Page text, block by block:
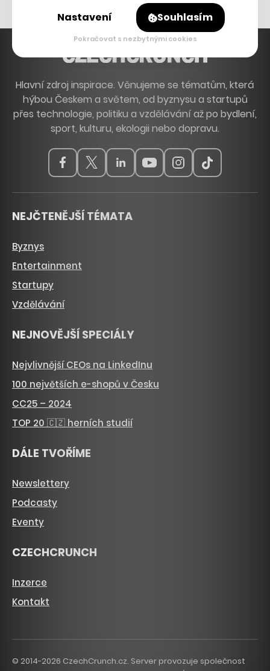
Hlavní zdroj inspirace. Věnujeme se tématům, která
hýbou Českem a světem, od byznysu a startupů
přes technologie, politiku a vzdělávání až po bydlení,
sport, kulturu, ekologii nebo dopravu.
NEJČTENĚJŠÍ TÉMATA
Byznys
Entertainment
Startupy
Vzdělávání
NEJNOVĚJŠÍ SPECIÁLY
Nejvlivnější CEOs na LinkedInu
100 největších e-shopů v Česku
CC25 – 2024
TOP 20 🇨🇿 herních studií
DÁLE TVOŘÍME
Newslettery
Podcasty
Eventy
CZECHCRUNCH
Inzerce
Kontakt
© 2014-2026 CzechCrunch.cz. Server provozuje společnost
Nastavení Souhlasím
Pokračovat s nezbytnými cookies